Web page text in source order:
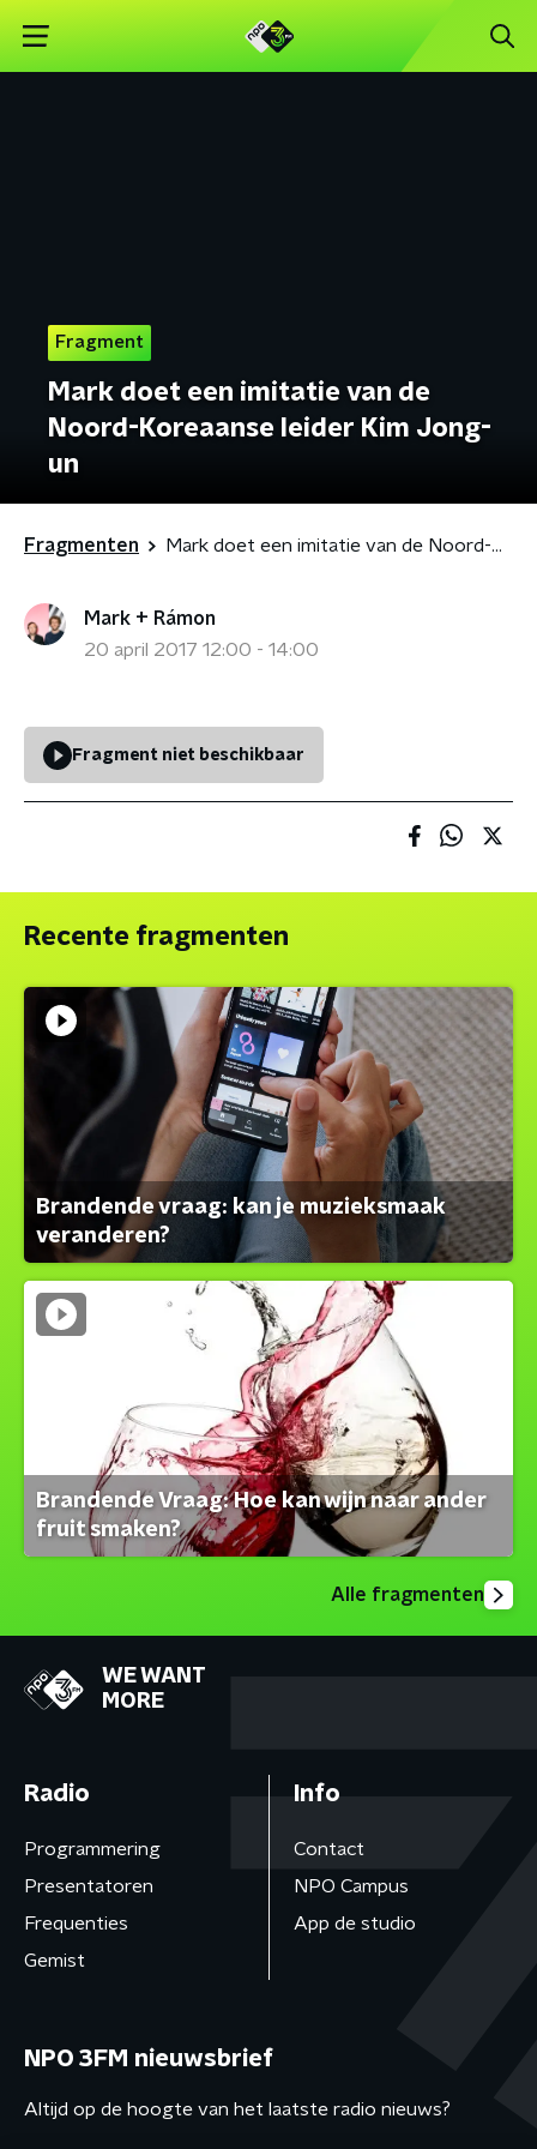
Fragment
Mark doet een imitatie van de
Noord-Koreaanse leider Kim Jong-
un
Fragmenten Mark doet een imitatie van de Noord-Koreaanse leider Kim Jong-un
Mark + Rámon
20 april 2017 12:00 - 14:00
Fragment niet beschikbaar
Recente fragmenten
Brandende vraag: kan je muzieksmaak
veranderen?
Brandende Vraag: Hoe kan wijn naar ander
fruit smaken?
Alle fragmenten
WE WANT
MORE
Radio
Programmering
Presentatoren
Frequenties
Gemist
Info
Contact
NPO Campus
App de studio
NPO 3FM nieuwsbrief
Altijd op de hoogte van het laatste radio nieuws?